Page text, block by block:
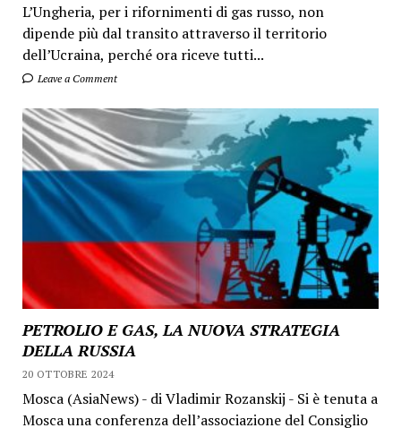
L’Ungheria, per i rifornimenti di gas russo, non
dipende più dal transito attraverso il territorio
dell’Ucraina, perché ora riceve tutti...
Leave a Comment
PETROLIO E GAS, LA NUOVA STRATEGIA
DELLA RUSSIA
20 OTTOBRE 2024
Mosca (AsiaNews) - di Vladimir Rozanskij - Si è tenuta a
Mosca una conferenza dell’associazione del Consiglio